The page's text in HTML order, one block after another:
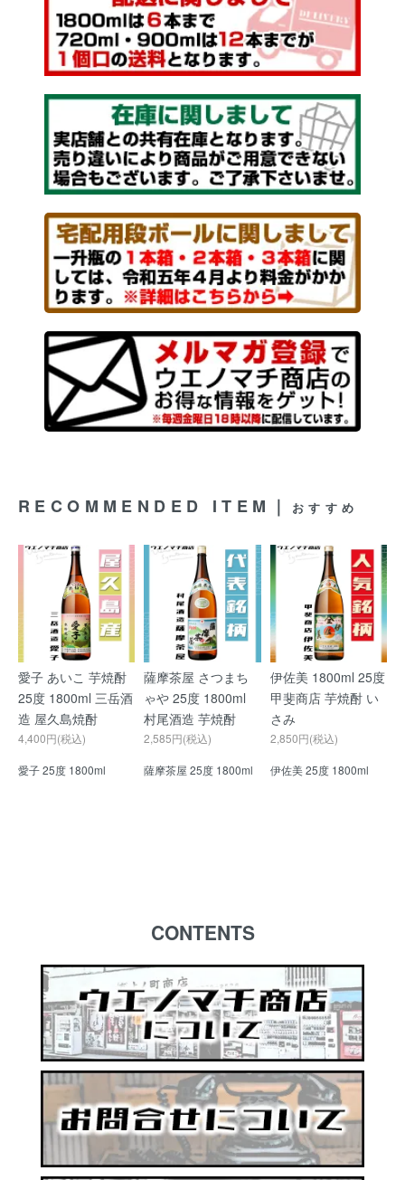
RECOMMENDED ITEM｜ おすすめ
愛子 あいこ 芋焼酎
25度 1800ml 三岳酒
造 屋久島焼酎
4,400円(税込)
愛子 25度 1800ml
薩摩茶屋 さつまち
ゃや 25度 1800ml
村尾酒造 芋焼酎
2,585円(税込)
薩摩茶屋 25度 1800ml
伊佐美 1800ml 25度
甲斐商店 芋焼酎 い
さみ
2,850円(税込)
伊佐美 25度 1800ml
CONTENTS